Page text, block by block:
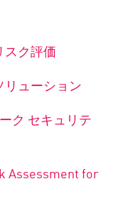
スク評価
リューション
ク セキュリテ
Assessment for